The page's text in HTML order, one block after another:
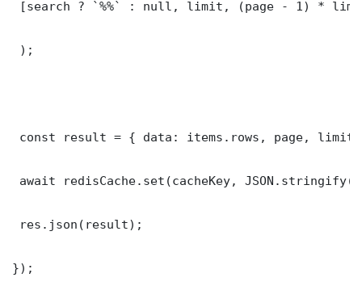
[search ? `%%` : null, limit, (page - 1) *
);
const result = { data: items.rows, page,
await redisCache.set(cacheKey,
res.json(result);
});